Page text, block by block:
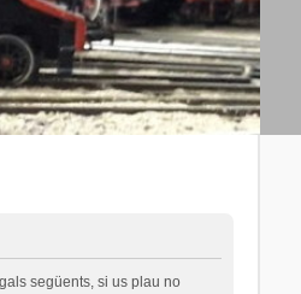
següents, si us plau no